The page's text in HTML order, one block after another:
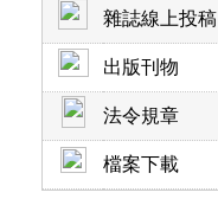
雜誌線上投稿
出版刊物
法令規章
檔案下載